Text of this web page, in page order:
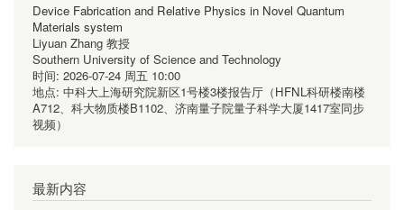
Device Fabrication and Relative Physics in Novel Quantum
Materials system
Liyuan Zhang 教授
Southern University of Science and Technology
时间: 2026-07-24 周五 10:00
地点: 中科大上海研究院新区1号楼3楼报告厅（HFNL科研楼南楼
A712、科大物质楼B1102、济南量子院量子科学大厦1417室同步
视频）
最新内容